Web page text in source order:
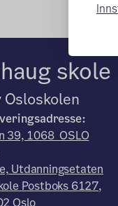
skole
Osloskolen
39, 1068 OSLO
Utdanningsetaten
Postboks 6127,